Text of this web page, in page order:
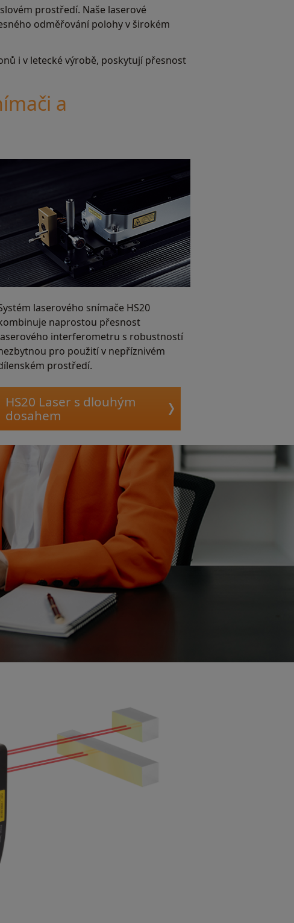
prostředí. Naše laserové
odměřování polohy v širokém
i v letecké výrobě, poskytují přesnost
a
laserového snímače HS20
naprostou přesnost
interferometru s robustností
pro použití v nepříznivém
prostředí.
HS20 Laser s dlouhým
dosahem